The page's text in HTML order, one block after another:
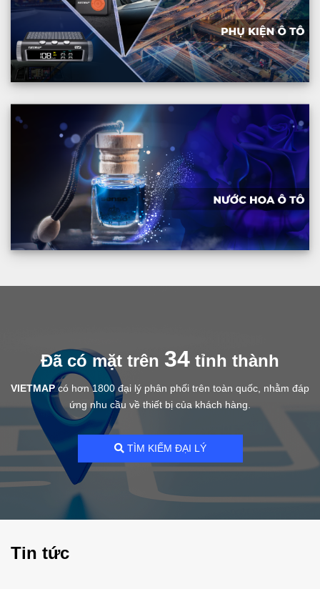
Đã có mặt trên 34 tỉnh thành
VIETMAPcó hơn 1800 đại lý phân phối trên toàn quốc, nhằm đáp
ứng nhu cầu về thiết bị của khách hàng.
TÌM KIẾM ĐẠI LÝ
Tin tức